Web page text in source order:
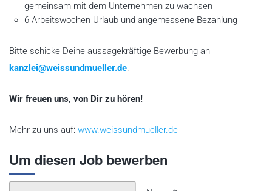
gemeinsam mit dem Unternehmen zu wachsen
6 Arbeitswochen Urlaub und angemessene Bezahlung
Bitte schicke Deine aussagekräftige Bewerbung an
kanzlei@weissundmueller.de.
Wir freuen uns, von Dir zu hören!
Mehr zu uns auf: www.weissundmueller.de
Um diesen Job bewerben